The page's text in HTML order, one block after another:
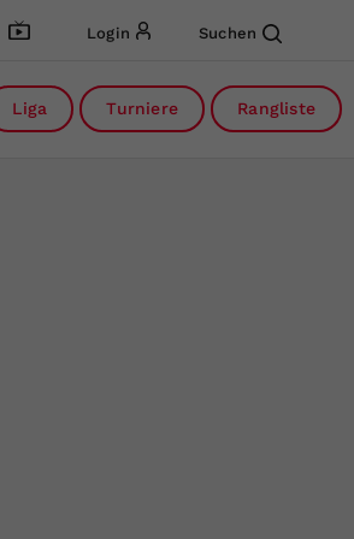
Login Suchen
Liga Turniere Rangliste